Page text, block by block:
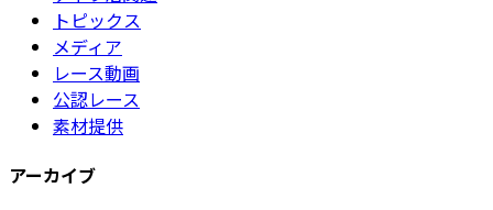
トピックス
メディア
レース動画
公認レース
素材提供
アーカイブ